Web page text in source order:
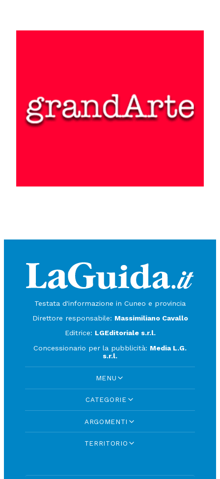
Testata d'informazione in Cuneo e provincia
Direttore responsabile: Massimiliano Cavallo
Editrice: LGEditoriale s.r.l.
Concessionario per la pubblicità: Media L.G.
s.r.l.
MENU
CATEGORIE
ARGOMENTI
TERRITORIO